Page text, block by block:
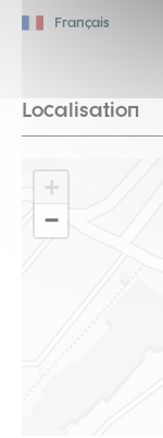
Français
Localisation
+
−